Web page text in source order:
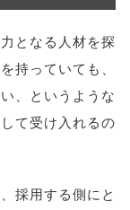
となる人材を探
持っていても、
、というような
て受け入れるの
採用する側にと